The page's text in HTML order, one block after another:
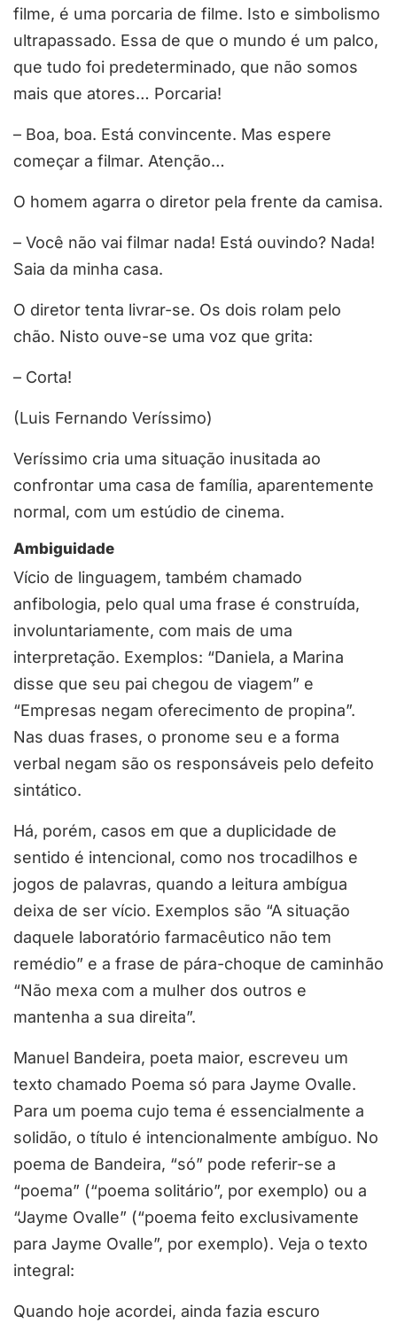
filme, é uma porcaria de filme. Isto e simbolismo
ultrapassado. Essa de que o mundo é um palco,
que tudo foi predeterminado, que não somos
mais que atores… Porcaria!
– Boa, boa. Está convincente. Mas espere
começar a filmar. Atenção…
O homem agarra o diretor pela frente da camisa.
– Você não vai filmar nada! Está ouvindo? Nada!
Saia da minha casa.
O diretor tenta livrar-se. Os dois rolam pelo
chão. Nisto ouve-se uma voz que grita:
– Corta!
(Luis Fernando Veríssimo)
Veríssimo cria uma situação inusitada ao
confrontar uma casa de família, aparentemente
normal, com um estúdio de cinema.
Ambiguidade
Vício de linguagem, também chamado
anfibologia, pelo qual uma frase é construída,
involuntariamente, com mais de uma
interpretação. Exemplos: “Daniela, a Marina
disse que seu pai chegou de viagem” e
“Empresas negam oferecimento de propina”.
Nas duas frases, o pronome seu e a forma
verbal negam são os responsáveis pelo defeito
sintático.
Há, porém, casos em que a duplicidade de
sentido é intencional, como nos trocadilhos e
jogos de palavras, quando a leitura ambígua
deixa de ser vício. Exemplos são “A situação
daquele laboratório farmacêutico não tem
remédio” e a frase de pára-choque de caminhão
“Não mexa com a mulher dos outros e
mantenha a sua direita”.
Manuel Bandeira, poeta maior, escreveu um
texto chamado Poema só para Jayme Ovalle.
Para um poema cujo tema é essencialmente a
solidão, o título é intencionalmente ambíguo. No
poema de Bandeira, “só” pode referir-se a
“poema” (“poema solitário”, por exemplo) ou a
“Jayme Ovalle” (“poema feito exclusivamente
para Jayme Ovalle”, por exemplo). Veja o texto
integral:
Quando hoje acordei, ainda fazia escuro